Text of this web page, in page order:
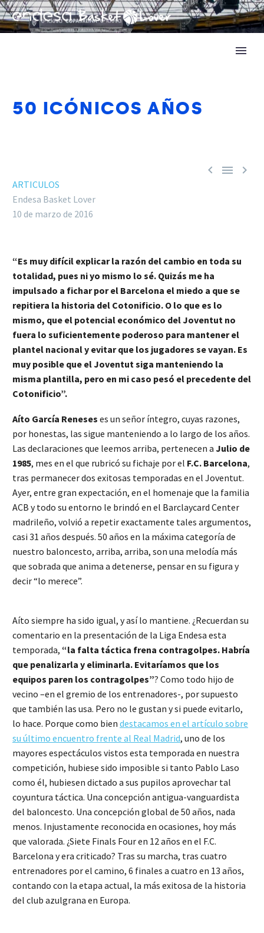
50 ICÓNICOS AÑOS
  
ARTICULOS
Endesa Basket Lover
10 de marzo de 2016
“Es muy difícil explicar la razón del cambio en toda su
totalidad, pues ni yo mismo lo sé. Quizás me ha
impulsado a fichar por el Barcelona el miedo a que se
repitiera la historia del Cotonificio. O lo que es lo
mismo, que el potencial económico del Joventut no
fuera lo suficientemente poderoso para mantener el
plantel nacional y evitar que los jugadores se vayan. Es
muy posible que el Joventut siga manteniendo la
misma plantilla, pero en mi caso pesó el precedente del
Cotonificio”.
Aíto García Reneses es un señor íntegro, cuyas razones,
por honestas, las sigue manteniendo a lo largo de los años.
Las declaraciones que leemos arriba, pertenecen a Julio de
1985, mes en el que rubricó su fichaje por el F.C. Barcelona,
tras permanecer dos exitosas temporadas en el Joventut.
Ayer, entre gran expectación, en el homenaje que la familia
ACB y todo su entorno le brindó en el Barclaycard Center
madrileño, volvió a repetir exactamente tales argumentos,
casi 31 años después. 50 años en la máxima categoría de
nuestro baloncesto, arriba, arriba, son una melodía más
que sobrada que anima a detenerse, pensar en su figura y
decir “lo merece”.
Aíto siempre ha sido igual, y así lo mantiene. ¿Recuerdan su
comentario en la presentación de la Liga Endesa esta
temporada, “la falta táctica frena contragolpes. Habría
que penalizarla y eliminarla. Evitaríamos que los
equipos paren los contragolpes”? Como todo hijo de
vecino –en el gremio de los entrenadores-, por supuesto
que también las usa. Pero no le gustan y si puede evitarlo,
lo hace. Porque como bien destacamos en el artículo sobre
su último encuentro frente al Real Madrid, uno de los
mayores espectáculos vistos esta temporada en nuestra
competición, hubiese sido imposible si tanto Pablo Laso
como él, hubiesen dictado a sus pupilos aprovechar tal
coyuntura táctica. Una concepción antigua-vanguardista
del baloncesto. Una concepción global de 50 años, nada
menos. Injustamente reconocida en ocasiones, hoy más
que valorada. ¿Siete Finals Four en 12 años en el F.C.
Barcelona y era criticado? Tras su marcha, tras cuatro
entrenadores por el camino, 6 finales a cuatro en 13 años,
contando con la etapa actual, la más exitosa de la historia
del club azulgrana en Europa.